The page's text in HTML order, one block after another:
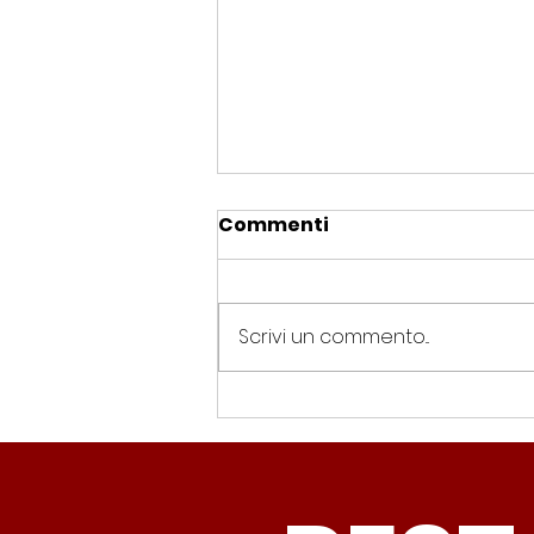
Spin Time, Colucci: “Non
solo occupazione: 400
Commenti
Scrivi un commento...